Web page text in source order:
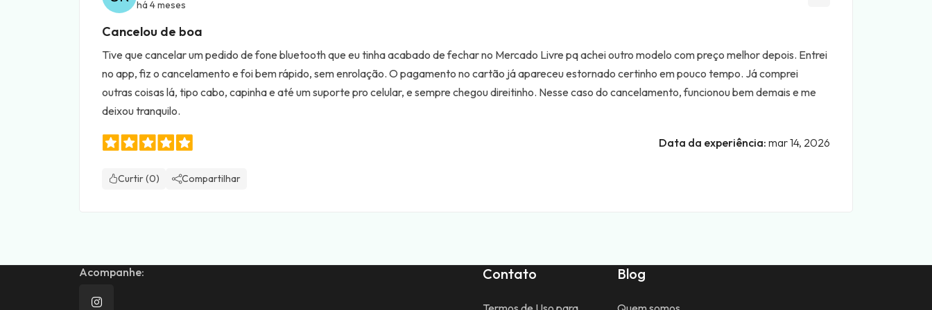
há 4 meses
Cancelou de boa
Tive que cancelar um pedido de fone bluetooth que eu tinha acabado de fechar no Mercado Livre pq achei outro modelo com preço melhor depois. Entrei
no app, fiz o cancelamento e foi bem rápido, sem enrolação. O pagamento no cartão já apareceu estornado certinho em pouco tempo. Já comprei
outras coisas lá, tipo cabo, capinha e até um suporte pro celular, e sempre chegou direitinho. Nesse caso do cancelamento, funcionou bem demais e me
deixou tranquilo.
Data da experiência: mar 14, 2026
Curtir (0) Compartilhar
Acompanhe: Contato Blog